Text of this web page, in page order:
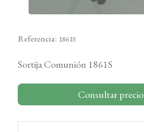
Referencia: 1861S
Sortija Comunión 1861S
Consultar precio